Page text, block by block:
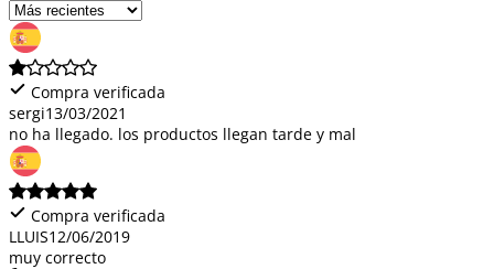
Compra verificada
sergi13/03/2021
no ha llegado. los productos llegan tarde y mal
Compra verificada
LLUIS12/06/2019
muy correcto